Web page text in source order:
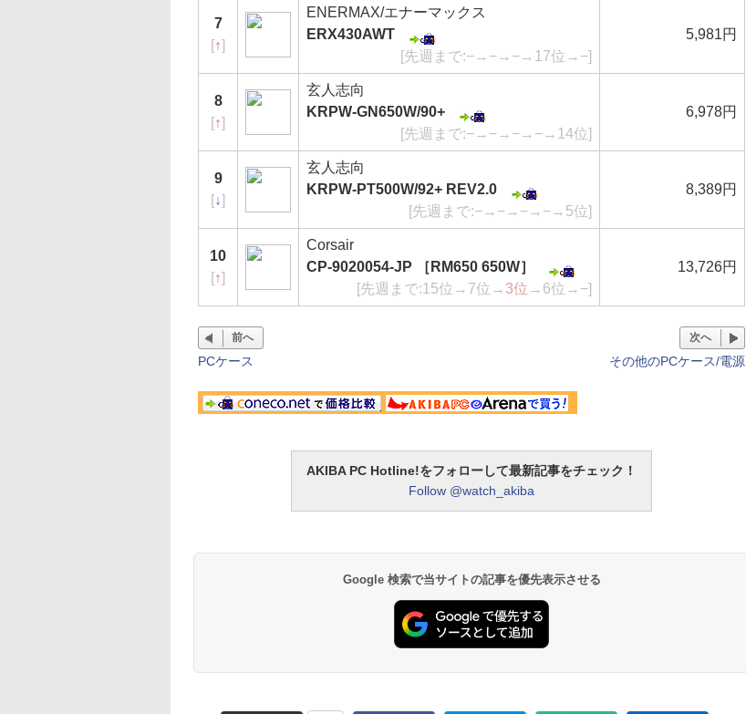
7
[↑]
ENERMAX/エナーマックス
ERX430AWT
[先週まで:−→−→−→17位→−]
5,981円
8
[↑]
玄人志向
KRPW-GN650W/90+
[先週まで:−→−→−→−→14位]
6,978円
9
[↓]
玄人志向
KRPW-PT500W/92+ REV2.0
[先週まで:−→−→−→−→5位]
8,389円
10
[↑]
Corsair
CP-9020054-JP ［RM650 650W］
[先週まで:15位→7位→ 3位 →6位→−]
13,726円
前へ
PCケース
次へ
その他のPCケース/電源
AKIBA PC Hotline!をフォローして最新記事をチェック！
Follow @watch_akiba
Google 検索で当サイトの記事を優先表示させる